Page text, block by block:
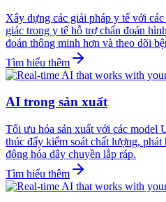
Xây dựng các giải pháp y tế với
giác trong y tế hỗ trợ chẩn đoán
đoán thông minh hơn và theo dõi
Tìm hiểu thêm
AI trong sản xuất
Tối ưu hóa sản xuất với các
thúc đẩy kiểm soát chất lượng,
động hóa dây chuyền lắp ráp.
Tìm hiểu thêm